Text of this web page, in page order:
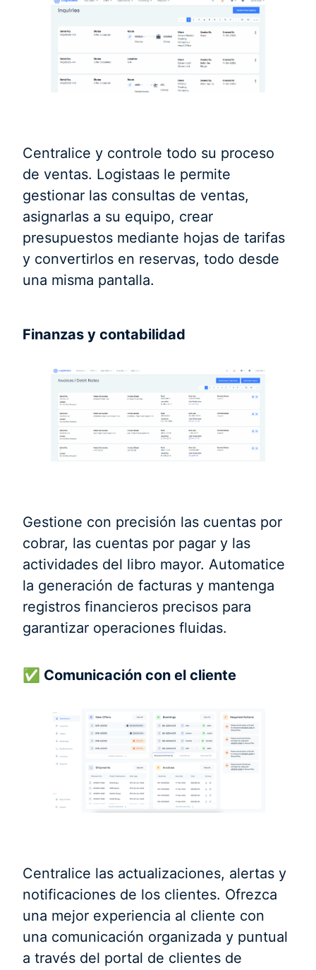
Centralice y controle todo su proceso
de ventas. Logistaas le permite
gestionar las consultas de ventas,
asignarlas a su equipo, crear
presupuestos mediante hojas de tarifas
y convertirlos en reservas, todo desde
una misma pantalla.
Finanzas y contabilidad
Gestione con precisión las cuentas por
cobrar, las cuentas por pagar y las
actividades del libro mayor. Automatice
la generación de facturas y mantenga
registros financieros precisos para
garantizar operaciones fluidas.
✅ Comunicación con el cliente
Centralice las actualizaciones, alertas y
notificaciones de los clientes. Ofrezca
una mejor experiencia al cliente con
una comunicación organizada y puntual
a través del portal de clientes de